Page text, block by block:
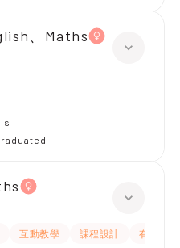
、Maths
互動教學 課程設計
有耐性